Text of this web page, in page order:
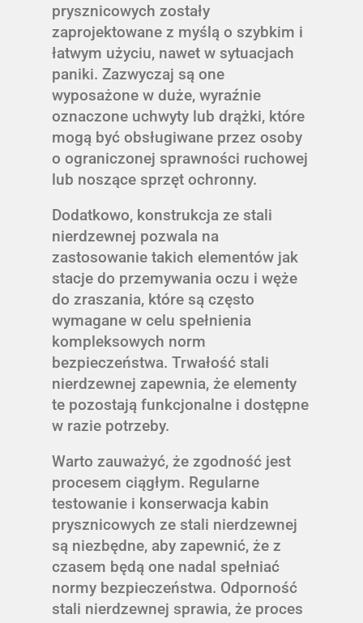
prysznicowych zostały
zaprojektowane z myślą o szybkim i
łatwym użyciu, nawet w sytuacjach
paniki. Zazwyczaj są one
wyposażone w duże, wyraźnie
oznaczone uchwyty lub drążki, które
mogą być obsługiwane przez osoby
o ograniczonej sprawności ruchowej
lub noszące sprzęt ochronny.
Dodatkowo, konstrukcja ze stali
nierdzewnej pozwala na
zastosowanie takich elementów jak
stacje do przemywania oczu i węże
do zraszania, które są często
wymagane w celu spełnienia
kompleksowych norm
bezpieczeństwa. Trwałość stali
nierdzewnej zapewnia, że elementy
te pozostają funkcjonalne i dostępne
w razie potrzeby.
Warto zauważyć, że zgodność jest
procesem ciągłym. Regularne
testowanie i konserwacja kabin
prysznicowych ze stali nierdzewnej
są niezbędne, aby zapewnić, że z
czasem będą one nadal spełniać
normy bezpieczeństwa. Odporność
stali nierdzewnej sprawia, że proces